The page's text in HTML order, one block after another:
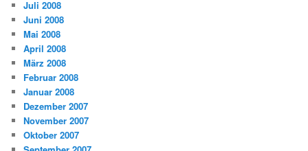
Juli 2008
Juni 2008
Mai 2008
April 2008
März 2008
Februar 2008
Januar 2008
Dezember 2007
November 2007
Oktober 2007